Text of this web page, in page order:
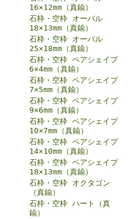
16×12mm（真鍮）
石枠・空枠 オーバル
18×13mm（真鍮）
石枠・空枠 オーバル
25×18mm（真鍮）
石枠・空枠 ペアシェイプ
6×4mm（真鍮）
石枠・空枠 ペアシェイプ
7×5mm（真鍮）
石枠・空枠 ペアシェイプ
9×6mm（真鍮）
石枠・空枠 ペアシェイプ
10×7mm（真鍮）
石枠・空枠 ペアシェイプ
14×10mm（真鍮）
石枠・空枠 ペアシェイプ
18×13mm（真鍮）
石枠・空枠 オクタゴン
（真鍮）
石枠・空枠 ハート（真
鍮）